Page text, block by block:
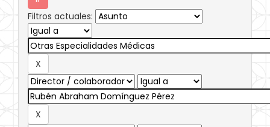
Filtros actuales: